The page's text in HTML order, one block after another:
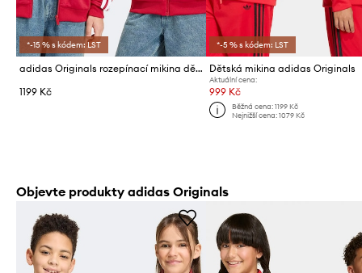
*-15 % s kódem: LST
adidas Originals rozepínací mikina dětská
1199 Kč
*-5 % s kódem: LST
Dětská mikina adidas Originals
Aktuální cena:
999 Kč
Běžná cena: 1199 Kč
Nejnižší cena: 1079 Kč
Objevte produkty adidas Originals